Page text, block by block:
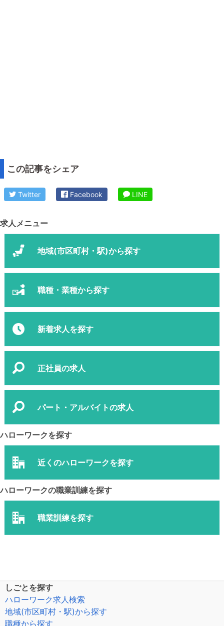
この記事をシェア
Twitter Facebook LINE
求人メニュー
地域(市区町村・駅)から探す
職種・業種から探す
新着求人を探す
正社員の求人
パート・アルバイトの求人
ハローワークを探す
近くのハローワークを探す
ハローワークの職業訓練を探す
職業訓練を探す
しごとを探す
ハローワーク求人検索
地域(市区町村・駅)から探す
職種から探す